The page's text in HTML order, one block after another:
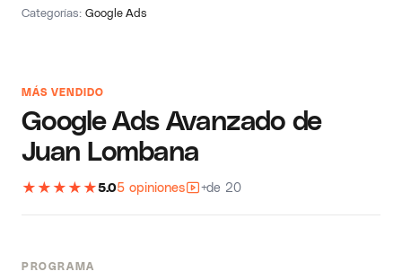
MÁS VENDIDO
Google Ads Avanzado de
Juan Lombana
★ ★ ★ ★ ★5.05 opiniones +de 20
PROGRAMA
Categorías:Google Ads